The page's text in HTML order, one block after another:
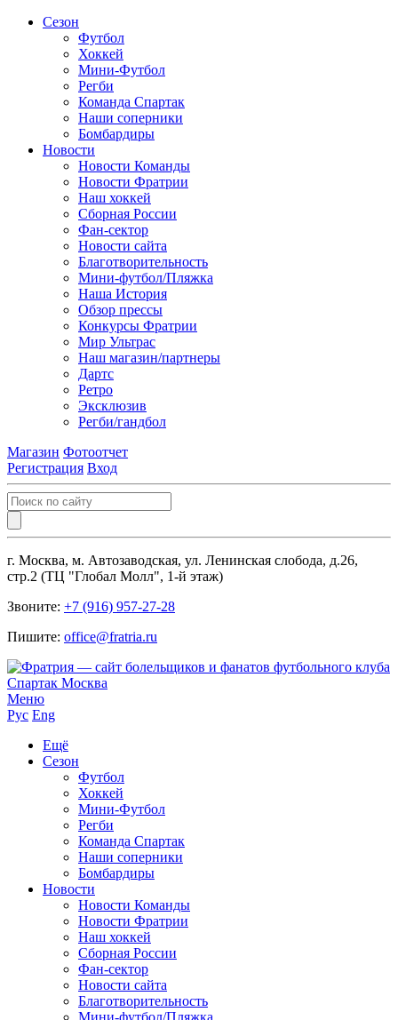
Сезон
Футбол
Хоккей
Мини-Футбол
Регби
Команда Спартак
Наши соперники
Бомбардиры
Новости
Новости Команды
Новости Фратрии
Наш хоккей
Сборная России
Фан-cектор
Новости сайта
Благотворительность
Мини-футбол/Пляжка
Наша История
Обзор прессы
Конкурсы Фратрии
Мир Ультрас
Наш магазин/партнеры
Дартс
Ретро
Эксклюзив
Регби/гандбол
Магазин Фотоотчет
Регистрация Вход
г. Москва, м. Автозаводская, ул. Ленинская слобода, д.26,
стр.2 (ТЦ "Глобал Молл", 1-й этаж)
Звоните: +7 (916) 957-27-28
Пишите: office@fratria.ru
Меню
Рус Eng
Ещё
Сезон
Футбол
Хоккей
Мини-Футбол
Регби
Команда Спартак
Наши соперники
Бомбардиры
Новости
Новости Команды
Новости Фратрии
Наш хоккей
Сборная России
Фан-cектор
Новости сайта
Благотворительность
Мини-футбол/Пляжка